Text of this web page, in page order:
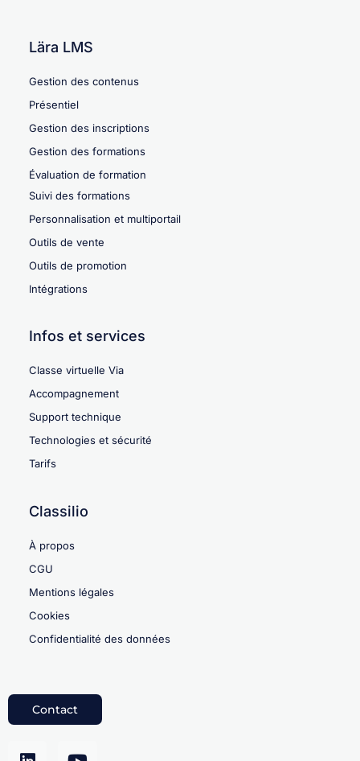
Lära LMS
Gestion des contenus
Présentiel
Gestion des inscriptions
Gestion des formations
Évaluation de formation
Suivi des formations
Personnalisation et multiportail
Outils de vente
Outils de promotion
Intégrations
Infos et services
Classe virtuelle Via
Accompagnement
Support technique
Technologies et sécurité
Tarifs
Classilio
À propos
CGU
Mentions légales
Cookies
Confidentialité des données
Contact